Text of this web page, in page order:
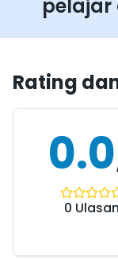
pelajar
Rating
0.0
0 Ulasan